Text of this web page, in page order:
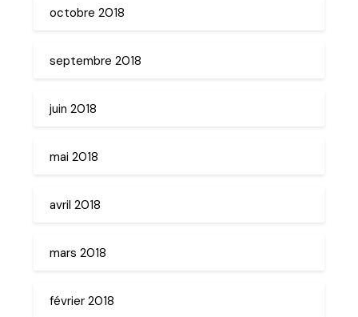
octobre 2018
septembre 2018
juin 2018
mai 2018
avril 2018
mars 2018
février 2018